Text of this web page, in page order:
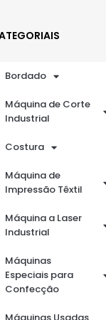
Bordado
Máquina de Corte
Industrial
Costura
Máquina de
Impressão Têxtil
Máquina a Laser
Industrial
Máquinas
Especiais para
Confecção